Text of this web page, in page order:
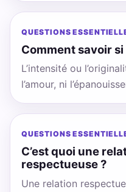
QUESTIONS
Comment savoir
L’intensité ou
l’amour, ni
QUESTIONS
C’est quoi une
respectueuse ?
Une relation